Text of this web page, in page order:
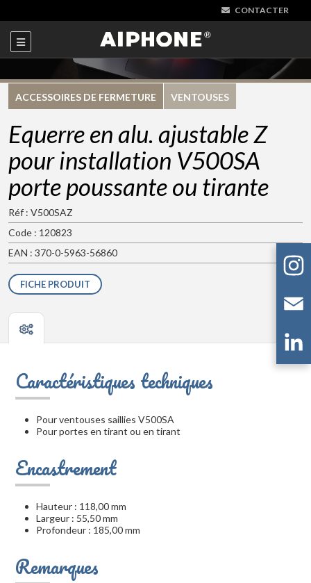
CONTACTER
ACCESSOIRES DE FERMETURE VENTOUSES
Equerre en alu. ajustable Z
pour installation V500SA
porte poussante ou tirante
Réf : V500SAZ
Code : 120823
EAN : 370-0-5963-56860
FICHE PRODUIT
Caractéristiques techniques
Pour ventouses saillies V500SA
Pour portes en tirant ou en tirant
Encastrement
Hauteur : 118,00 mm
Largeur : 55,50 mm
Profondeur : 185,00 mm
Remarques